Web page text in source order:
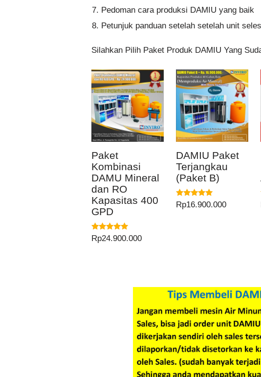
Pedoman cara produksi DAMIU yang baik
Petunjuk panduan setelah setelah unit
Silahkan Pilih Paket Produk DAMIU Yang
Paket
Kombinasi
DAMU Mineral
dan RO
Kapasitas 400
GPD
Dinilai
5.00
Rp24.900.000
DAMIU Paket
Terjangkau
(Paket B)
Dinilai
5.00
Rp16.900.000